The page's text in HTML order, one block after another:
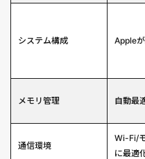
システム構成 Apple
メモリ管理 自動最
通信環境
Wi-Fi/
に最適